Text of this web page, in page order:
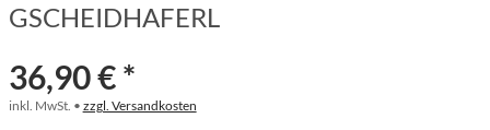
GSCHEIDHAFERL
36,90 € *
inkl. MwSt. • zzgl. Versandkosten